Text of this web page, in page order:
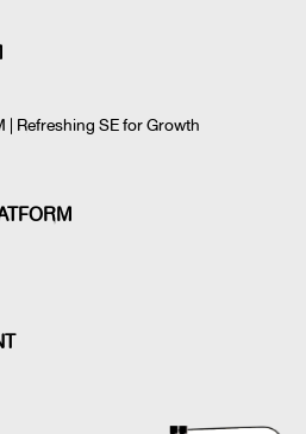
| Refreshing SE for Growth